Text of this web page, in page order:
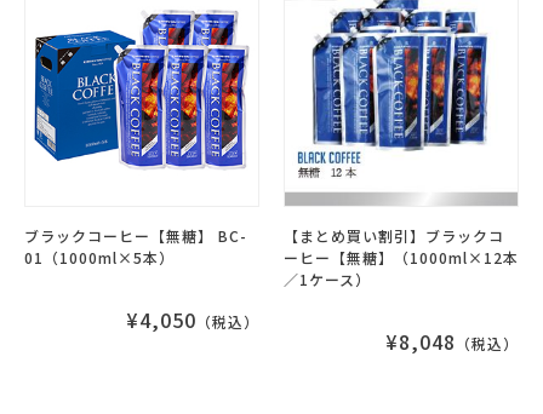
ブラックコーヒー【無糖】 BC-
01（1000ml×5本）
¥4,050 （税込）
【まとめ買い割引】ブラックコ
ーヒー【無糖】（1000ml×12本
／1ケース）
¥8,048 （税込）